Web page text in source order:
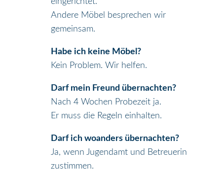
Andere Möbel besprechen wir
gemeinsam.
Habe ich keine Möbel?
Kein Problem. Wir helfen.
Darf mein Freund übernachten?
Nach 4 Wochen Probezeit ja.
Er muss die Regeln einhalten.
Darf ich woanders übernachten?
Ja, wenn Jugendamt und Betreuerin
zustimmen.